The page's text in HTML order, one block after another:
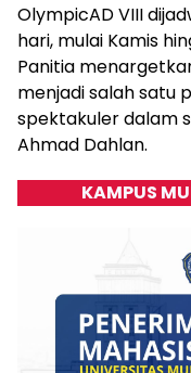
OlympicAD VIII
hari, mulai Kamis
Panitia
menjadi salah satu
spektakuler dalam
Ahmad Dahlan.
KAMPUS